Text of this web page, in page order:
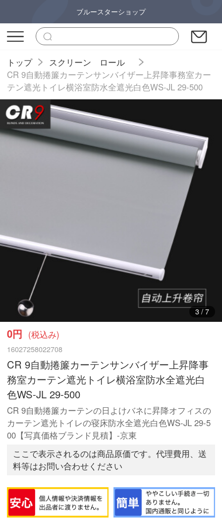
ブルースターショップ
トップ
スクリーン ロール
CR 9自動捲簾カーテンサンバイザー上昇降事務室カー
テン遮光トイレ横浴室防水全遮光白色WS-JL 29-500
3/ 7
0円 (税込み)
16027258022708
CR 9自動捲簾カーテンサンバイザー上昇降事
務室カーテン遮光トイレ横浴室防水全遮光白
色WS-JL 29-500
CR 9自動捲簾カーテンの日よけバネに昇降オフィスの
カーテン遮光トイレの寝床防水全遮光白色WS-JL 29-5
00【写真価格ブランド見積】-京東
ここで表示されるのは商品原価です。代理費用、送
料等はお問い合わせください